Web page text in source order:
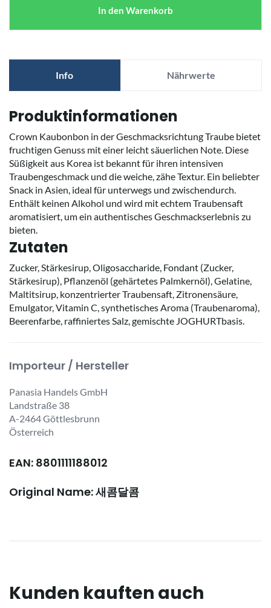
In den Warenkorb
Info Nährwerte
Produktinformationen
Crown Kaubonbon in der Geschmacksrichtung Traube bietet
fruchtigen Genuss mit einer leicht säuerlichen Note. Diese
Süßigkeit aus Korea ist bekannt für ihren intensiven
Traubengeschmack und die weiche, zähe Textur. Ein beliebter
Snack in Asien, ideal für unterwegs und zwischendurch.
Enthält keinen Alkohol und wird mit echtem Traubensaft
aromatisiert, um ein authentisches Geschmackserlebnis zu
bieten.
Zutaten
Zucker, Stärkesirup, Oligosaccharide, Fondant (Zucker,
Stärkesirup), Pflanzenöl (gehärtetes Palmkernöl), Gelatine,
Maltitsirup, konzentrierter Traubensaft, Zitronensäure,
Emulgator, Vitamin C, synthetisches Aroma (Traubenaroma),
Beerenfarbe, raffiniertes Salz, gemischte JOGHURTbasis.
Importeur / Hersteller
Panasia Handels GmbH
Landstraße 38
A-2464 Göttlesbrunn
Österreich
EAN: 8801111188012
Original Name: 새콤달콤
Kunden kauften auch